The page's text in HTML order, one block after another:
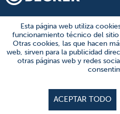
Esta página web utiliza
funcionamiento técnico del
Otras cookies, las que hacen
web, sirven para la publicidad
otras páginas web y redes
ACEPTAR TODO